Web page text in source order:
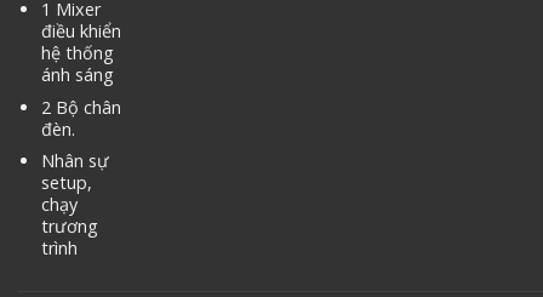
1 Mixer
điều khiển
hệ thống
ánh sáng
2 Bộ chân
đèn.
Nhân sự
setup,
chạy
trương
trình